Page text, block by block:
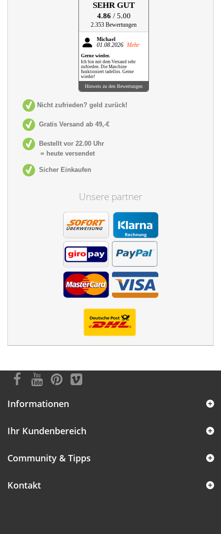
SEHR GUT
4.86 / 5.00
2.353 Bewertungen
Michael
01.08.2026 Mehr
Gerne wieder.
Ich bin mit dem Versand sehr
zufrieden. Die Maschine
funktioniert tadellos. Gerne
wieder!
Hinweis zu den Bewertungen
Nicht zufrieden? geld zurück!
Gratis Versand ab 49,-€
Bestellt vor 22.00 Uhr
= heute versendet
Sicher Einkaufen
Unsere partner
Informationen
Ihr Kundenbereich
Community & Tipps
Kontakt